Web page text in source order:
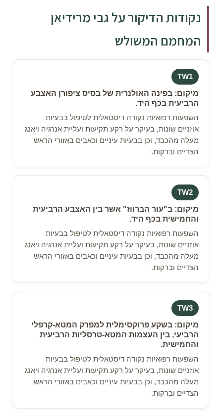
נקודות הדיקור על גבי מרידיאן
המחמם המשולש
TW1
מיקום: בפינה האולנרית של בסיס ציפורן האצבע
הרביעית בכף היד.
השפעות רפואיות נקודה דיסטאלית לטיפול בבעיות
אוזניים שונות, בעיקר על רקע תקיעות ועליית אנרגיה ויאנג
מעלה מהכבד, וכן בבעיות עיניים וכאבים באזורי הראש
הצדיים וברקות.
TW2
מיקום: ב"עור הברווז" אשר בין האצבע הרביעית
והחמישית בכף היד.
השפעות רפואיות נקודה דיסטאלית לטיפול בבעיות
אוזניים שונות, בעיקר על רקע תקיעות ועליית אנרגיה ויאנג
מעלה מהכבד, וכן בבעיות עיניים וכאבים באזורי הראש
הצדיים וברקות.
TW3
מיקום: בשקע פרוקסימלית למפרק המטא-קרפלי
הרביעי, בין העצמות המטא-טרסליות הרביעית
והחמישית.
השפעות רפואיות נקודה דיסטאלית לטיפול בבעיות
אוזניים שונות, בעיקר על רקע תקיעות ועליית אנרגיה ויאנג
מעלה מהכבד, וכן בבעיות עיניים וכאבים באזורי הראש
הצדיים וברקות.